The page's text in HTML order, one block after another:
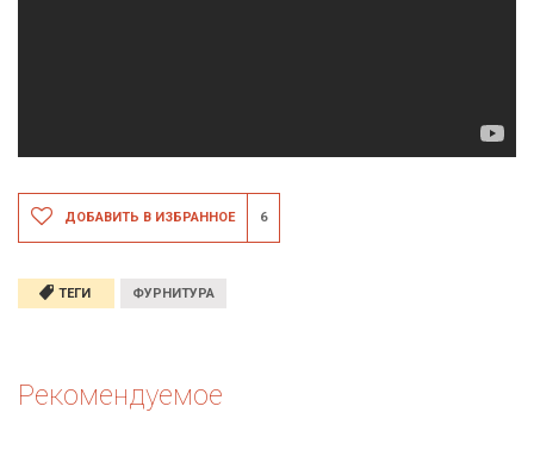
ДОБАВИТЬ В ИЗБРАННОЕ 6
ТЕГИ ФУРНИТУРА
Рекомендуемое